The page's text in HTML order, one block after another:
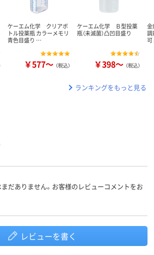
ケーエム化学 クリアボ
トル投薬瓶 カラーメモリ
青色目盛り …
￥577～ （税込）
ケーエム化学 Ｂ型投薬
瓶（未滅菌）凸凹目盛り
￥398～ （税込）
調
可
ランキングをもっと見る
だありません。お客様のレビューコメントをお
レビューを書く